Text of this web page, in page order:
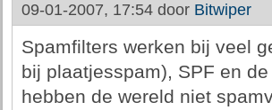
09-01-2007, 17:54 door Bitwiper
Spamfilters werken bij veel
bij plaatjesspam), SPF en
hebben de wereld niet